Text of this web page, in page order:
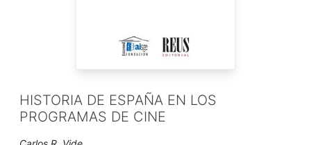
HISTORIA DE ESPAÑA EN LOS
PROGRAMAS DE CINE